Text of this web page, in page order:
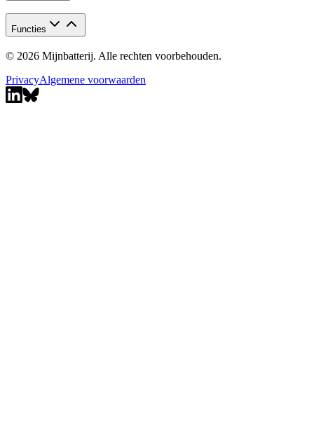
Functies
© 2026 Mijnbatterij. Alle rechten voorbehouden.
PrivacyAlgemene voorwaarden